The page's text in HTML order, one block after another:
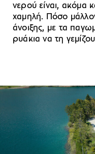
νερού είναι, ακόμα
χαμηλή. Πόσο
άνοιξης, με τα
ρυάκια να τη